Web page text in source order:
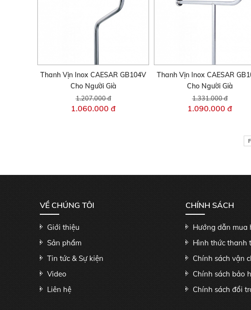
Thanh Vịn Inox CAESAR GB104V
Cho Người Già
1.207.000 đ
1.060.000 đ
Thanh Vịn Inox CAESAR
Cho Người Già
1.331.000 đ
1.090.000 đ
VỀ CHÚNG TÔI
Giới thiệu
Sản phẩm
Tin tức & Sự kiện
Video
Liên hệ
CHÍNH SÁCH
Hướng dẫn mua
Hình thức thanh
Chính sách vận
Chính sách bảo
Chính sách đổi